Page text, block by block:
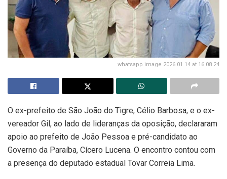
whatsapp image 2026 01 14 at 16.08.24
O ex-prefeito de São João do Tigre, Célio Barbosa, e o ex-
vereador Gil, ao lado de lideranças da oposição, declararam
apoio ao prefeito de João Pessoa e pré-candidato ao
Governo da Paraíba, Cícero Lucena. O encontro contou com
a presença do deputado estadual Tovar Correia Lima.